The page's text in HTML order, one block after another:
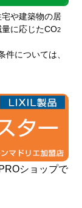
や建築物の居
に応じたCO2
件については、
ショップで